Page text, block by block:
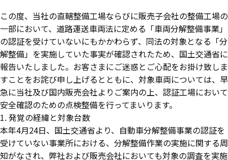
この度、当社の直轄整備工場ならびに販売子会社の整備工場の
一部において、道路運送車両法に定める「車両分解整備事業」
の認証を受けていないにもかかわらず、同法の対象となる「分
解整備」を実施していた事実が確認されたため、国土交通省に
報告いたしました。お客さまにご迷惑とご心配をお掛け致しま
すことをお詫び申し上げるとともに、対象車両については、早
急に当社及び国内販売会社よりご案内の上、認証工場において
安全確認のための点検整備を行ってまいります。
1. 発覚の経緯と対象台数
本年4月24日、国土交通省より、自動車分解整備事業の認証を
受けていない事業所における、分解整備作業の実施に関する周
知がなされ、弊社および販売会社においても対象の調査を実施